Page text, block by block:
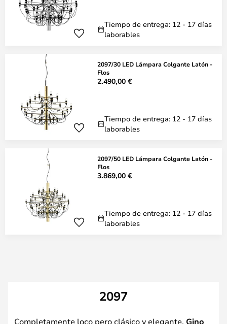
Tiempo de entrega: 12 - 17 días
laborables
2097/30 LED Lámpara Colgante Latón -
Flos
2.490,00 €
Tiempo de entrega: 12 - 17 días
laborables
2097/50 LED Lámpara Colgante Latón -
Flos
3.869,00 €
Tiempo de entrega: 12 - 17 días
laborables
2097
Completamente loco pero clásico y elegante, Gino